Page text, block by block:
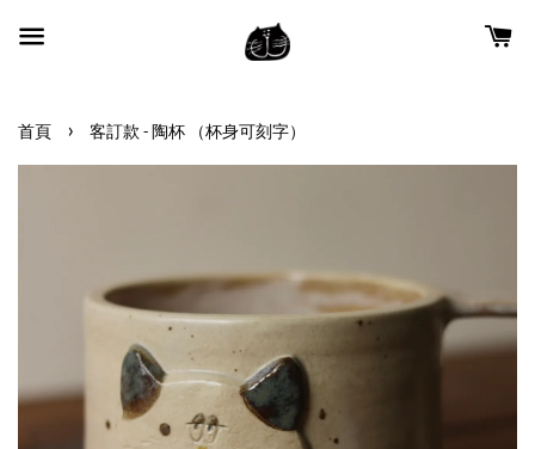
首頁 › 客訂款 - 陶杯 （杯身可刻字）